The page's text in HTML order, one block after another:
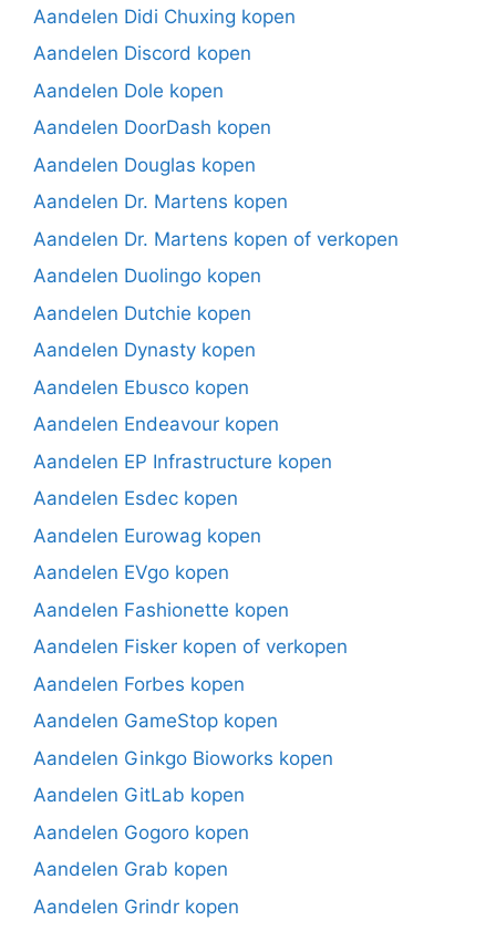
Aandelen Didi Chuxing kopen
Aandelen Discord kopen
Aandelen Dole kopen
Aandelen DoorDash kopen
Aandelen Douglas kopen
Aandelen Dr. Martens kopen
Aandelen Dr. Martens kopen of verkopen
Aandelen Duolingo kopen
Aandelen Dutchie kopen
Aandelen Dynasty kopen
Aandelen Ebusco kopen
Aandelen Endeavour kopen
Aandelen EP Infrastructure kopen
Aandelen Esdec kopen
Aandelen Eurowag kopen
Aandelen EVgo kopen
Aandelen Fashionette kopen
Aandelen Fisker kopen of verkopen
Aandelen Forbes kopen
Aandelen GameStop kopen
Aandelen Ginkgo Bioworks kopen
Aandelen GitLab kopen
Aandelen Gogoro kopen
Aandelen Grab kopen
Aandelen Grindr kopen